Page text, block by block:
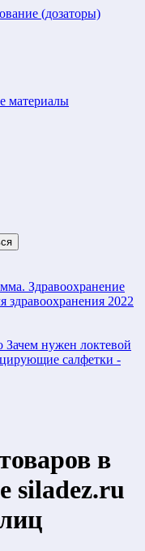
(дозаторы)
материалы
Здравоохранение
здравоохранения 2022
Зачем нужен локтевой
салфетки -
в
siladez.ru